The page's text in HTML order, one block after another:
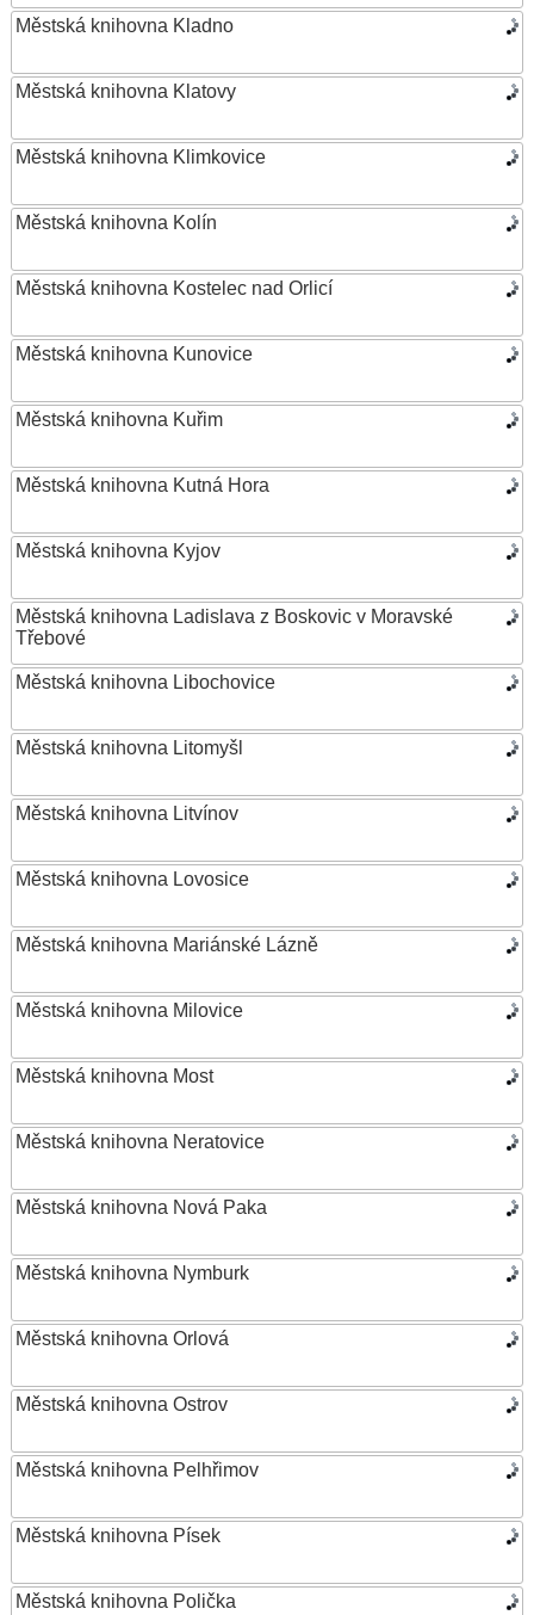
Městská knihovna Kladno
Městská knihovna Klatovy
Městská knihovna Klimkovice
Městská knihovna Kolín
Městská knihovna Kostelec nad Orlicí
Městská knihovna Kunovice
Městská knihovna Kuřim
Městská knihovna Kutná Hora
Městská knihovna Kyjov
Městská knihovna Ladislava z Boskovic v Moravské
Třebové
Městská knihovna Libochovice
Městská knihovna Litomyšl
Městská knihovna Litvínov
Městská knihovna Lovosice
Městská knihovna Mariánské Lázně
Městská knihovna Milovice
Městská knihovna Most
Městská knihovna Neratovice
Městská knihovna Nová Paka
Městská knihovna Nymburk
Městská knihovna Orlová
Městská knihovna Ostrov
Městská knihovna Pelhřimov
Městská knihovna Písek
Městská knihovna Polička